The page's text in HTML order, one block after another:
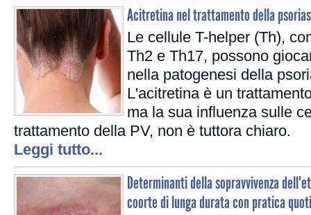
Acitretina nel trattamento della
Le cellule T-helper (Th),
Th2 e Th17, possono
nella patogenesi della
L'acitretina è un
ma la sua influenza sulle
trattamento della PV, non è tuttora chiaro.
Leggi tutto...
Determinanti della sopravvivenza
coorte di lunga durata con pratica